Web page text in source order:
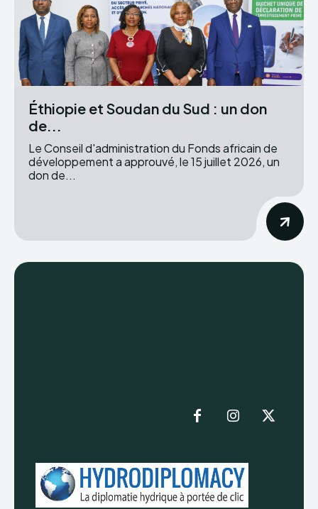
Éthiopie et Soudan du Sud : un don
de...
Le Conseil d'administration du Fonds africain de
développement a approuvé, le 15 juillet 2026, un
don de...